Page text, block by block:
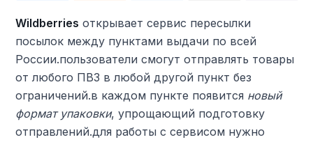
Wildberries открывает сервис пересылки
посылок между пунктами выдачи по всей
России.пользователи смогут отправлять товары
от любого ПВЗ в любой другой пункт без
ограничений.в каждом пункте появится новый
формат упаковки, упрощающий подготовку
отправлений.для работы с сервисом нужно